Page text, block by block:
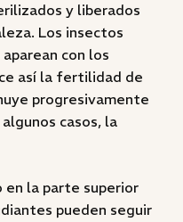
y liberados
Los insectos
con los
así la fertilidad de
progresivamente
casos, la
en la parte superior
pueden seguir